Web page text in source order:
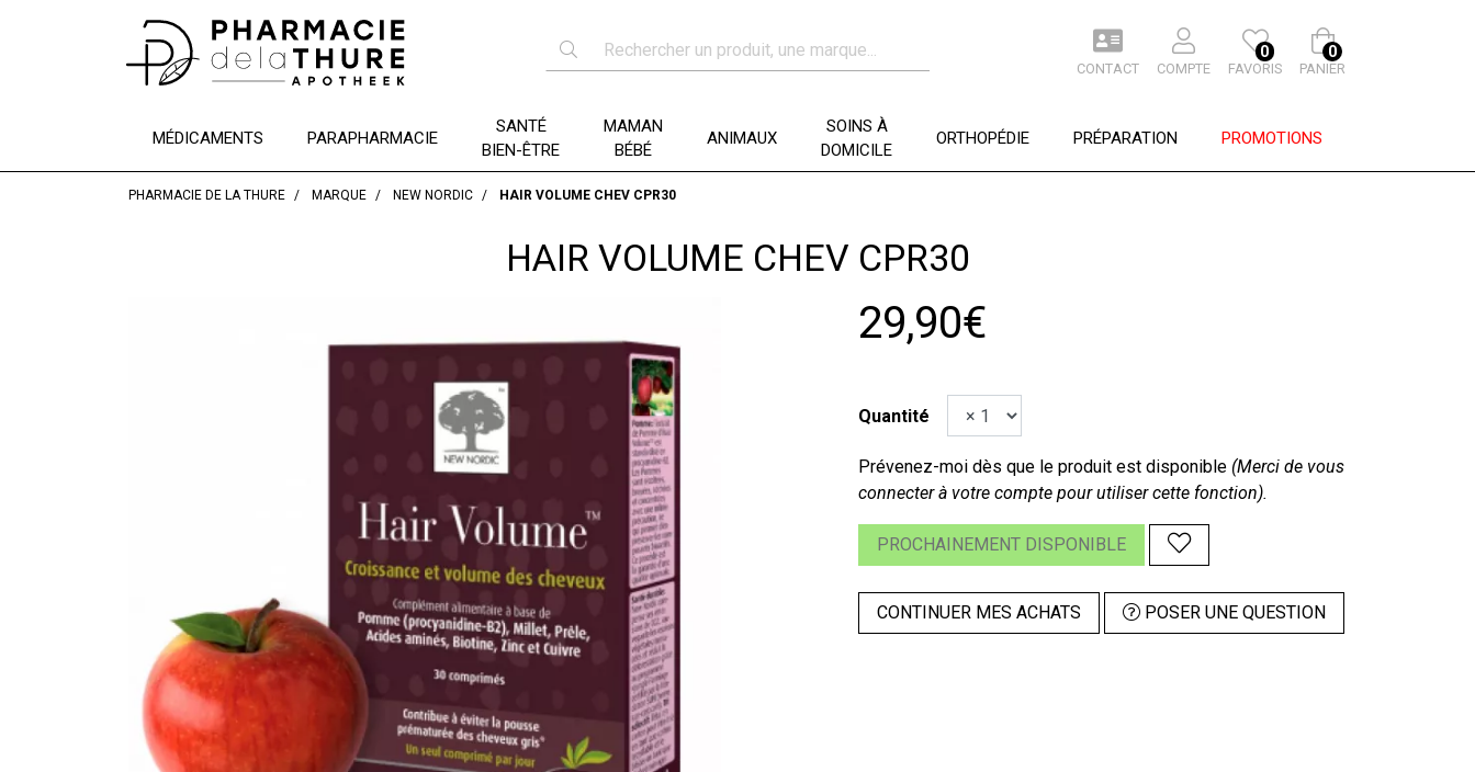
CONTACT COMPTE FAVORIS
0
PANIER
0
MÉDICAMENTS PARAPHARMACIE
SANTÉ
BIEN-ÊTRE
MAMAN
BÉBÉ
ANIMAUX
SOINS À
DOMICILE
ORTHOPÉDIE PRÉPARATION PROMOTIONS
PHARMACIE DE LA THURE MARQUE NEW NORDIC HAIR VOLUME CHEV CPR30
HAIR VOLUME CHEV CPR30
29,90€
Quantité
Prévenez-moi dès que le produit est disponible (Merci de vous
connecter à votre compte pour utiliser cette fonction).
PROCHAINEMENT DISPONIBLE
CONTINUER MES ACHATS POSER UNE QUESTION